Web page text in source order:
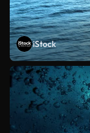
iStock